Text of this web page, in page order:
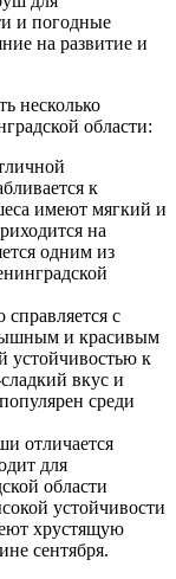
и погодные
на развитие и
несколько
области:
к
имеют мягкий и
на
одним из
справляется с
и красивым
устойчивостью к
вкус и
среди
отличается
для
области
устойчивости
хрустящую
сентября.